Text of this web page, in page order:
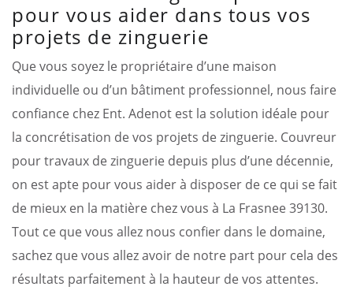
pour vous aider dans tous vos
projets de zinguerie
Que vous soyez le propriétaire d’une maison
individuelle ou d’un bâtiment professionnel, nous faire
confiance chez Ent. Adenot est la solution idéale pour
la concrétisation de vos projets de zinguerie. Couvreur
pour travaux de zinguerie depuis plus d’une décennie,
on est apte pour vous aider à disposer de ce qui se fait
de mieux en la matière chez vous à La Frasnee 39130.
Tout ce que vous allez nous confier dans le domaine,
sachez que vous allez avoir de notre part pour cela des
résultats parfaitement à la hauteur de vos attentes.